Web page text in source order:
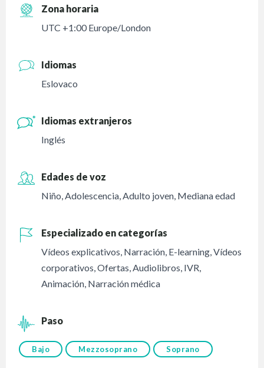
Zona horaria
UTC +1:00 Europe/London
Idiomas
Eslovaco
Idiomas extranjeros
Inglés
Edades de voz
Niño,Adolescencia,Adulto joven, Mediana edad
Especializado en categorías
Vídeos explicativos, Narración, E-learning,Vídeos
corporativos,Ofertas,Audiolibros, IVR,
Animación, Narración médica
Paso
Bajo Mezzosoprano Soprano